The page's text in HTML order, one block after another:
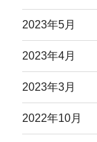
2023年5月
2023年4月
2023年3月
2022年10月